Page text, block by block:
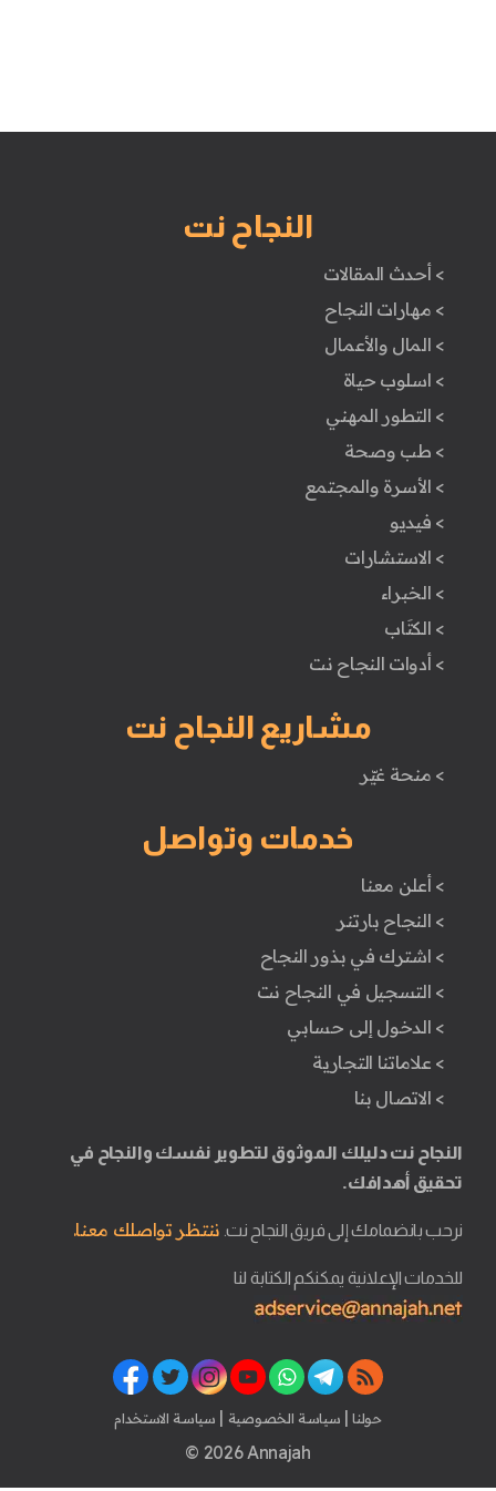
النجاح نت
> أحدث المقالات
> مهارات النجاح
> المال والأعمال
> اسلوب حياة
> التطور المهني
> طب وصحة
> الأسرة والمجتمع
> فيديو
> الاستشارات
> الخبراء
> الكتَاب
> أدوات النجاح نت
مشاريع النجاح نت
> منحة غيّر
خدمات وتواصل
> أعلن معنا
> النجاح بارتنر
> اشترك في بذور النجاح
> التسجيل في النجاح نت
> الدخول إلى حسابي
> علاماتنا التجارية
> الاتصال بنا
النجاح نت دليلك الموثوق لتطوير نفسك والنجاح في
تحقيق أهدافك.
نرحب بانضمامك إلى فريق النجاح نت. ننتظر تواصلك معنا.
للخدمات الإعلانية يمكنكم الكتابة لنا
حولنا | سياسة الخصوصية | سياسة الاستخدام
© 2026 Annajah